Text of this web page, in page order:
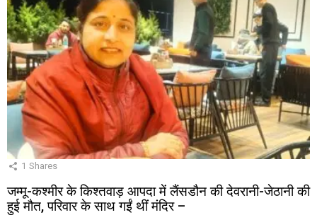
1 Shares
जम्मू-कश्मीर के किश्तवाड़ आपदा में लैंसडौन की देवरानी-जेठानी की
हुई मौत, परिवार के साथ गईं थीं मंदिर –